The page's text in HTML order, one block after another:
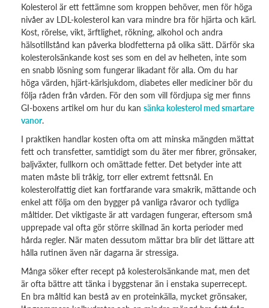
Kolesterol är ett fettämne som kroppen behöver, men för höga
nivåer av LDL-kolesterol kan vara mindre bra för hjärta och kärl.
Kost, rörelse, vikt, ärftlighet, rökning, alkohol och andra
hälsotillstånd kan påverka blodfetterna på olika sätt. Därför ska
kolesterolsänkande kost ses som en del av helheten, inte som
en snabb lösning som fungerar likadant för alla. Om du har
höga värden, hjärt-kärlsjukdom, diabetes eller mediciner bör du
följa råden från vården. För den som vill fördjupa sig mer finns
GI-boxens artikel om hur du kan sänka kolesterol med smartare
vanor.
I praktiken handlar kosten ofta om att minska mängden mättat
fett och transfetter, samtidigt som du äter mer fibrer, grönsaker,
baljväxter, fullkorn och omättade fetter. Det betyder inte att
maten måste bli tråkig, torr eller extremt fettsnål. En
kolesterolfattig diet kan fortfarande vara smakrik, mättande och
enkel att följa om den bygger på vanliga råvaror och tydliga
måltider. Det viktigaste är att vardagen fungerar, eftersom små
upprepade val ofta gör större skillnad än korta perioder med
hårda regler. När maten dessutom mättar bra blir det lättare att
hålla rutinen även när dagarna är stressiga.
Många söker efter recept på kolesterolsänkande mat, men det
är ofta bättre att tänka i byggstenar än i enstaka superrecept.
En bra måltid kan bestå av en proteinkälla, mycket grönsaker,